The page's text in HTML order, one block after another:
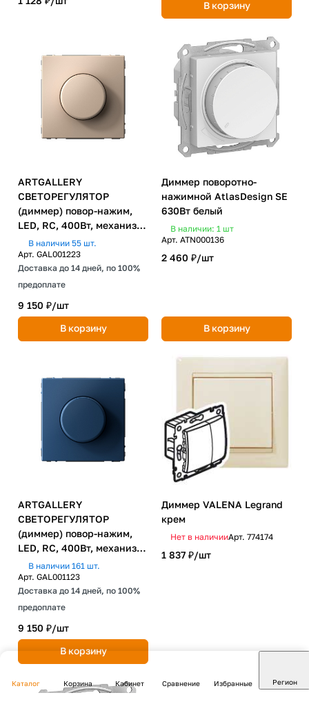
В корзину
ARTGALLERY
СВЕТОРЕГУЛЯТОР
(диммер) повор-нажим,
LED, RC, 400Вт, механизм,
ПЕСОЧНЫЙ
В наличии 55 шт.
Арт. GAL001223
Доставка до 14 дней, по 100%
предоплате
9 150 ₽/шт
В корзину
Диммер поворотно-
нажимной AtlasDesign SE
630Вт белый
В наличии: 1 шт
Арт. ATN000136
2 460 ₽/шт
В корзину
ARTGALLERY
СВЕТОРЕГУЛЯТОР
(диммер) повор-нажим,
LED, RC, 400Вт, механизм,
АКВАМАРИН
В наличии 161 шт.
Арт. GAL001123
Доставка до 14 дней, по 100%
предоплате
9 150 ₽/шт
В корзину
Диммер VALENA Legrand
крем
Нет в наличииАрт. 774174
1 837 ₽/шт
Каталог Корзина Кабинет Сравнение Избранные Регион